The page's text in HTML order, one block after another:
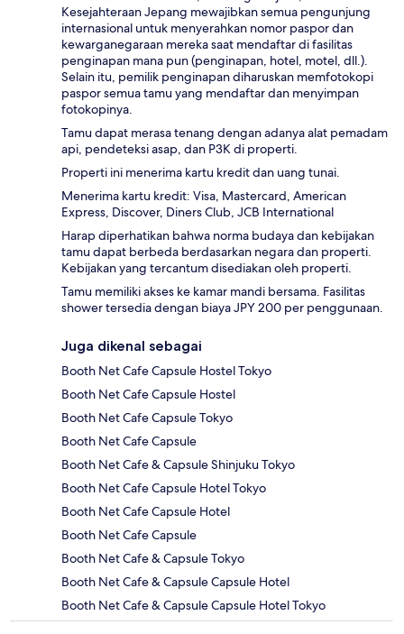
Kesejahteraan Jepang mewajibkan semua pengunjung
internasional untuk menyerahkan nomor paspor dan
kewarganegaraan mereka saat mendaftar di fasilitas
penginapan mana pun (penginapan, hotel, motel, dll.).
Selain itu, pemilik penginapan diharuskan memfotokopi
paspor semua tamu yang mendaftar dan menyimpan
fotokopinya.
Tamu dapat merasa tenang dengan adanya alat pemadam
api, pendeteksi asap, dan P3K di properti.
Properti ini menerima kartu kredit dan uang tunai.
Menerima kartu kredit: Visa, Mastercard, American
Express, Discover, Diners Club, JCB International
Harap diperhatikan bahwa norma budaya dan kebijakan
tamu dapat berbeda berdasarkan negara dan properti.
Kebijakan yang tercantum disediakan oleh properti.
Tamu memiliki akses ke kamar mandi bersama. Fasilitas
shower tersedia dengan biaya JPY 200 per penggunaan.
Juga dikenal sebagai
Booth Net Cafe Capsule Hostel Tokyo
Booth Net Cafe Capsule Hostel
Booth Net Cafe Capsule Tokyo
Booth Net Cafe Capsule
Booth Net Cafe & Capsule Shinjuku Tokyo
Booth Net Cafe Capsule Hotel Tokyo
Booth Net Cafe Capsule Hotel
Booth Net Cafe Capsule
Booth Net Cafe & Capsule Tokyo
Booth Net Cafe & Capsule Capsule Hotel
Booth Net Cafe & Capsule Capsule Hotel Tokyo